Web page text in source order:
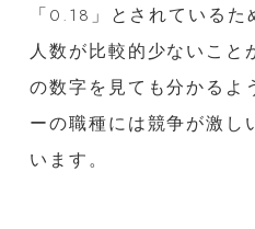
「0.18」とされている
人数が比較的少ないこと
の数字を見ても分かるよ
ーの職種には競争が激し
います。